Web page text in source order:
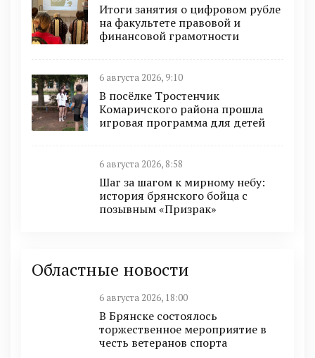
Итоги занятия о цифровом рубле
на факультете правовой и
финансовой грамотности
6 августа 2026, 9:10
В посёлке Тростенчик
Комаричского района прошла
игровая программа для детей
6 августа 2026, 8:58
Шаг за шагом к мирному небу:
история брянского бойца с
позывным «Призрак»
Областные новости
6 августа 2026, 18:00
В Брянске состоялось
торжественное мероприятие в
честь ветеранов спорта